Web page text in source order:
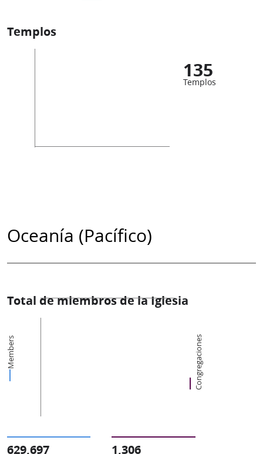
Templos
135
Templos
Oceanía (Pacífico)
Total de miembros de la Iglesia
Members Congregaciones
629,697 1,306